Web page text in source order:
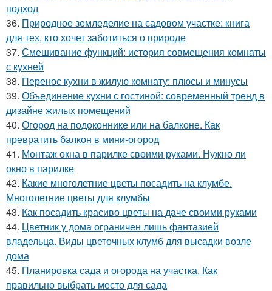
подход
36. Природное земледелие на садовом участке: книга
для тех, кто хочет заботиться о природе
37. Смешивание функций: история совмещения комнаты
с кухней
38. Перенос кухни в жилую комнату: плюсы и минусы
39. Объединение кухни с гостиной: современный тренд в
дизайне жилых помещений
40. Огород на подоконнике или на балконе. Как
превратить балкон в мини-огород
41. Монтаж окна в парилке своими руками. Нужно ли
окно в парилке
42. Какие многолетние цветы посадить на клумбе.
Многолетние цветы для клумбы
43. Как посадить красиво цветы на даче своими руками
44. Цветник у дома ограничен лишь фантазией
владельца. Виды цветочных клумб для высадки возле
дома
45. Планировка сада и огорода на участка. Как
правильно выбрать место для сада